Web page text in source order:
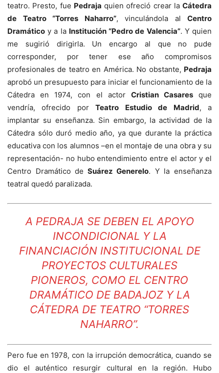
teatro. Presto, fue Pedraja quien ofreció crear la Cátedra
de Teatro “Torres Naharro”, vinculándola al Centro
Dramático y a la Institución “Pedro de Valencia”. Y quien
me sugirió dirigirla. Un encargo al que no pude
corresponder, por tener ese año compromisos
profesionales de teatro en América. No obstante, Pedraja
aprobó un presupuesto para iniciar el funcionamiento de la
Cátedra en 1974, con el actor Cristian Casaresque
vendría, ofrecido porTeatro Estudio de Madrid, a
implantar su enseñanza. Sin embargo, la actividad de la
Cátedra sólo duró medio año, ya que durante la práctica
educativa con los alumnos –en el montaje de una obra y su
representación- no hubo entendimiento entre el actor y el
Centro Dramático de Suárez Generelo. Y la enseñanza
teatral quedó paralizada.
A PEDRAJA SE DEBEN EL APOYO
INCONDICIONAL Y LA
FINANCIACIÓN INSTITUCIONAL DE
PROYECTOS CULTURALES
PIONEROS, COMO EL CENTRO
DRAMÁTICO DE BADAJOZ Y LA
CÁTEDRA DE TEATRO “TORRES
NAHARRO”.
Pero fue en 1978, con la irrupción democrática, cuando se
dio el auténtico resurgir cultural en la región. Hubo